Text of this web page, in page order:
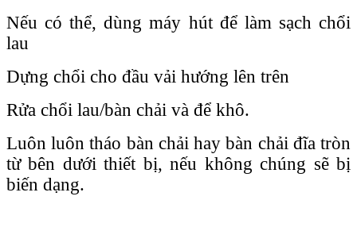
Nếu có thể, dùng máy hút để làm sạch chổi
lau
Dựng chổi cho đầu vải hướng lên trên
Rửa chổi lau/bàn chải và để khô.
Luôn luôn tháo bàn chải hay bàn chải đĩa tròn
từ bên dưới thiết bị, nếu không chúng sẽ bị
biến dạng.